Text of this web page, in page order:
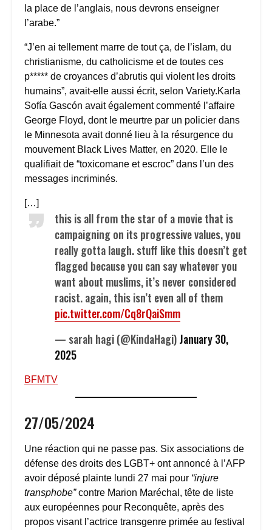
la place de l’anglais, nous devrons enseigner
l’arabe.”
“J’en ai tellement marre de tout ça, de l’islam, du
christianisme, du catholicisme et de toutes ces
p***** de croyances d’abrutis qui violent les droits
humains”, avait-elle aussi écrit, selon Variety.Karla
Sofía Gascón avait également commenté l’affaire
George Floyd, dont le meurtre par un policier dans
le Minnesota avait donné lieu à la résurgence du
mouvement Black Lives Matter, en 2020. Elle le
qualifiait de “toxicomane et escroc” dans l’un des
messages incriminés.
[…]
this is all from the star of a movie that is
campaigning on its progressive values, you
really gotta laugh. stuff like this doesn’t get
flagged because you can say whatever you
want about muslims, it’s never considered
racist. again, this isn’t even all of them
pic.twitter.com/Cq8rQaiSmm
— sarah hagi (@KindaHagi)January 30,
2025
BFMTV
27/05/2024
Une réaction qui ne passe pas. Six associations de
défense des droits des LGBT+ ont annoncé à l’AFP
avoir déposé plainte lundi 27 mai pour “injure
transphobe”contre Marion Maréchal, tête de liste
aux européennes pour Reconquête, après des
propos visant l’actrice transgenre primée au festival